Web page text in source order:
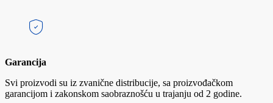
Garancija
Svi proizvodi su iz zvanične distribucije, sa proizvođačkom
garancijom i zakonskom saobraznošću u trajanju od 2 godine.